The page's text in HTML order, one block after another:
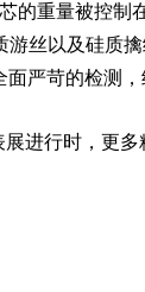
的重量被控制
丝以及硅质
严苛的检测，
进行时，更